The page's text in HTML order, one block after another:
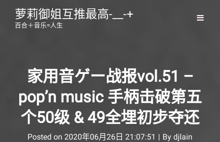
萝莉御姐互推最高-__-+
百合＋音乐=人生
家用音ゲー战报vol.51 –
pop’n music 手柄击破第五
个50级 & 49全埋初步夺还
Posted on 2020年06月26日 21:07:51 | By Byline
djlain